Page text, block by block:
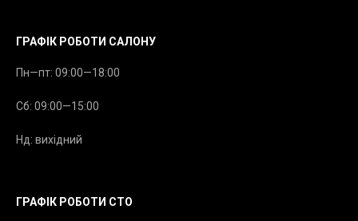
ГРАФІК РОБОТИ САЛОНУ
Пн—пт: 09:00—18:00
Сб: 09:00—15:00
Нд: вихідний
ГРАФІК РОБОТИ СТО